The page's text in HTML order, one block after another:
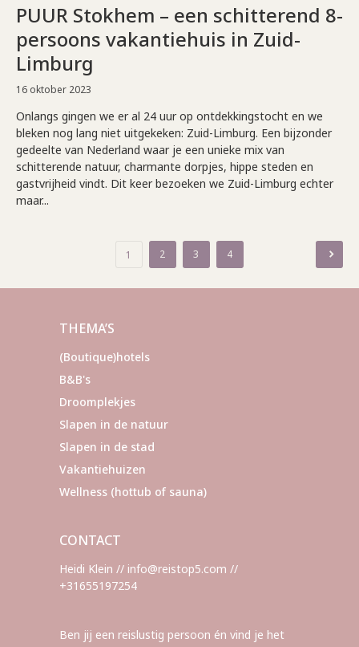
PUUR Stokhem – een schitterend 8-
persoons vakantiehuis in Zuid-
Limburg
16 oktober 2023
Onlangs gingen we er al 24 uur op ontdekkingstocht en we
bleken nog lang niet uitgekeken: Zuid-Limburg. Een bijzonder
gedeelte van Nederland waar je een unieke mix van
schitterende natuur, charmante dorpjes, hippe steden en
gastvrijheid vindt. Dit keer bezoeken we Zuid-Limburg echter
maar...
Berichten
paginering
1 2 3 4
THEMA’S
(Boutique)hotels
B&B's
Droomplekjes
Slapen in de natuur
Slapen in de stad
Vakantiehuizen
Wellness (hottub of sauna)
CONTACT
Heidi Klein // info@reistop5.com //
+31655197254
Ben jij een reislustig persoon én vind je het